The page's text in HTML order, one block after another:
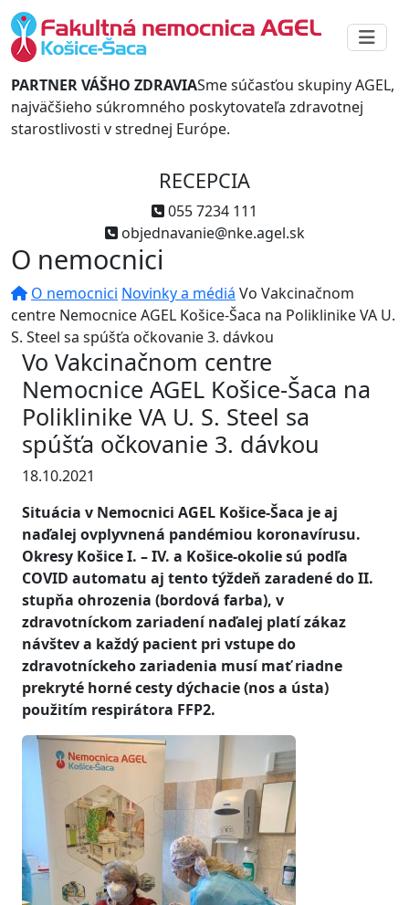
PARTNER VÁŠHO ZDRAVIASme súčasťou skupiny AGEL,
najväčšieho súkromného poskytovateľa zdravotnej
starostlivosti v strednej Európe.
RECEPCIA
055 7234 111
objednavanie@nke.agel.sk
O nemocnici
O nemocnici Novinky a médiá Vo Vakcinačnom
centre Nemocnice AGEL Košice-Šaca na Poliklinike VA U.
S. Steel sa spúšťa očkovanie 3. dávkou
Vo Vakcinačnom centre
Nemocnice AGEL Košice-Šaca na
Poliklinike VA U. S. Steel sa
spúšťa očkovanie 3. dávkou
18.10.2021
Situácia v Nemocnici AGEL Košice-Šaca je aj
naďalej ovplyvnená pandémiou koronavírusu.
Okresy Košice I. – IV. a Košice-okolie sú podľa
COVID automatu aj tento týždeň zaradené do II.
stupňa ohrozenia (bordová farba), v
zdravotníckom zariadení naďalej platí zákaz
návštev a každý pacient pri vstupe do
zdravotníckeho zariadenia musí mať riadne
prekryté horné cesty dýchacie (nos a ústa)
použitím respirátora FFP2.